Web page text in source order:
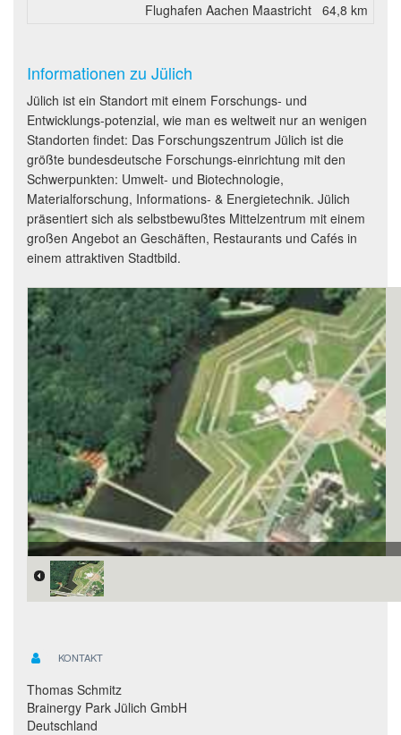
Flughafen Aachen Maastricht 64,8 km
Informationen zu Jülich
Jülich ist ein Standort mit einem Forschungs- und
Entwicklungs-potenzial, wie man es weltweit nur an wenigen
Standorten findet: Das Forschungszentrum Jülich ist die
größte bundesdeutsche Forschungs-einrichtung mit den
Schwerpunkten: Umwelt- und Biotechnologie,
Materialforschung, Informations- & Energietechnik. Jülich
präsentiert sich als selbstbewußtes Mittelzentrum mit einem
großen Angebot an Geschäften, Restaurants und Cafés in
einem attraktiven Stadtbild.
KONTAKT
Thomas Schmitz
Brainergy Park Jülich GmbH
Deutschland